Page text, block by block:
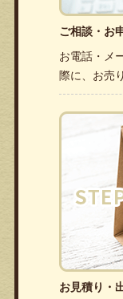
ご相談・お
お電話・メ
際に、お売
お見積り・